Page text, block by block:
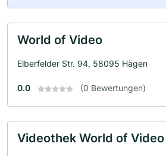
World of Video
Elberfelder Str. 94, 58095 Hägen
0.0 (0 Bewertungen)
Videothek World of Video